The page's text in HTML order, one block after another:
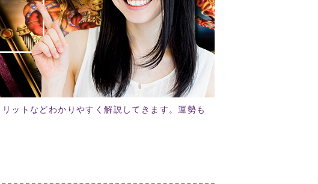
ットなどわかりやすく解説してきます。運勢も